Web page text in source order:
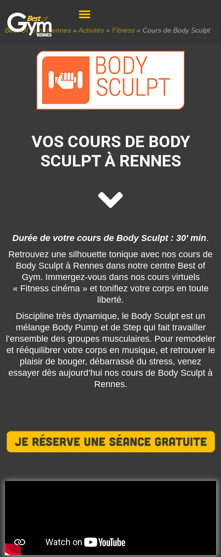
Best Of Gym Rennes » Activités » Fitness » Cours de Body Sculpt
VOS COURS DE BODY
SCULPT À RENNES
Durée de votre cours de Body Sculpt : 30′ min.
Retrouvez une silhouette tonique avec nos cours de
Body Sculpt à Rennes dans notre centre Best of
Gym. Immergez-vous dans nos cours virtuels
« Fitness cinéma » et tonifiez votre corps en toute
liberté.
Discipline très dynamique, le Body Sculpt est un
mélange Body Pump et de Step qui fait travailler
l’ensemble des groupes musculaires. Pour remodeler
et rééquilibrer votre corps en musique, et retrouver le
plaisir de bouger, débarrassé du stress, venez
essayer dès aujourd’hui nos cours de Body Sculpt à
Rennes.